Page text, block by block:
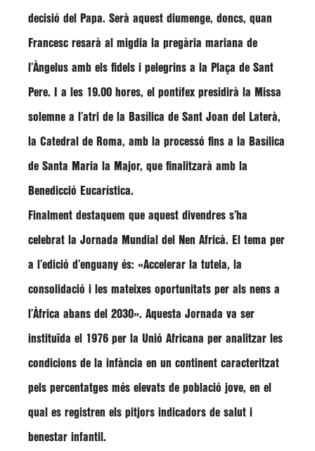
decisió del Papa. Serà aquest diumenge, doncs, quan
Francesc resarà al migdia la pregària mariana de
l’Àngelus amb els fidels i pelegrins a la Plaça de Sant
Pere. I a les 19.00 hores, el pontífex presidirà la Missa
solemne a l’atri de la Basílica de Sant Joan del Laterà,
la Catedral de Roma, amb la processó fins a la Basílica
de Santa Maria la Major, que finalitzarà amb la
Benedicció Eucarística.
Finalment destaquem que aquest divendres s’ha
celebrat la Jornada Mundial del Nen Africà. El tema per
a l’edició d’enguany és: «Accelerar la tutela, la
consolidació i les mateixes oportunitats per als nens a
l’Àfrica abans del 2030». Aquesta Jornada va ser
instituïda el 1976 per la Unió Africana per analitzar les
condicions de la infància en un continent caracteritzat
pels percentatges més elevats de població jove, en el
qual es registren els pitjors indicadors de salut i
benestar infantil.